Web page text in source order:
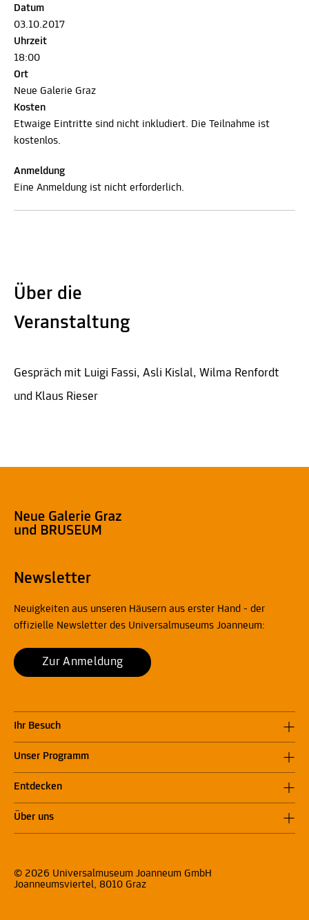
Datum
03.10.2017
Uhrzeit
18:00
Ort
Neue Galerie Graz
Kosten
Etwaige Eintritte sind nicht inkludiert. Die Teilnahme ist
kostenlos.
Anmeldung
Eine Anmeldung ist nicht erforderlich.
Über die
Veranstaltung
Gespräch mit Luigi Fassi, Asli Kislal, Wilma Renfordt
und Klaus Rieser
Newsletter
Neuigkeiten aus unseren Häusern aus erster Hand - der
offizielle Newsletter des Universalmuseums Joanneum:
Zur Anmeldung
Ihr Besuch
Unser Programm
Entdecken
Über uns
© 2026 Universalmuseum Joanneum GmbH
Joanneumsviertel, 8010 Graz